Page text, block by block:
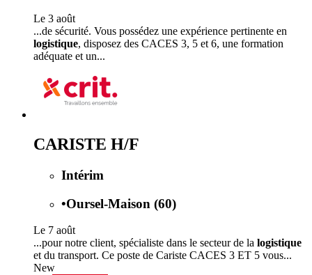
Le 3 août
...de sécurité. Vous possédez une expérience pertinente en
logistique, disposez des CACES 3, 5 et 6, une formation
adéquate et un...
CARISTE H/F
Intérim
•Oursel-Maison (60)
Le 7 août
...pour notre client, spécialiste dans le secteur de la logistique
et du transport. Ce poste de Cariste CACES 3 ET 5 vous...
New